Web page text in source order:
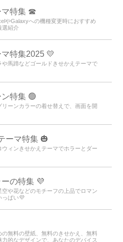
マ特集 ☎
やGalaxyへの機種変更時におすすめ
選紹介
特集2025 💛
馬蹄などゴールドきせかえテーマで
特集 🟢
ーンカラーの着せ替えで、画面を開
ーマ特集 🎃
ィンきせかえテーマでホラーとダー
の特集 💜
や花などのモチーフの上品でロマン
っぱい💜
無料の壁紙、無料のきせかえ、無料
的なデザインで、あなたのデバイス